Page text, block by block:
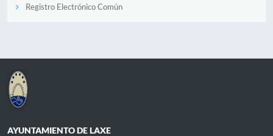
Registro Electrónico Común
AYUNTAMIENTO DE LAXE